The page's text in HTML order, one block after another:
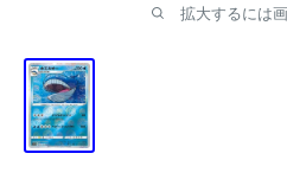
拡大するには